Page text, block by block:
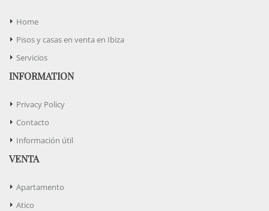
Home
Pisos y casas en venta en Ibiza
Servicios
INFORMATION
Privacy Policy
Contacto
Información útil
VENTA
Apartamento
Atico